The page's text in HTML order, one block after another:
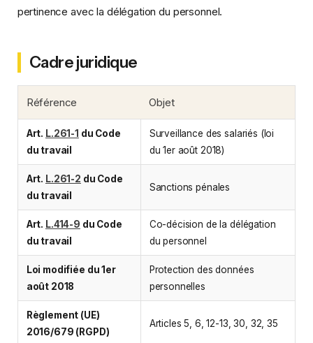
pertinence avec la délégation du personnel.
Cadre juridique
Référence Objet
Art. L.261-1 du Code
du travail
Surveillance des salariés (loi
du 1er août 2018)
Art. L.261-2 du Code
du travail
Sanctions pénales
Art. L.414-9 du Code
du travail
Co-décision de la délégation
du personnel
Loi modifiée du 1er
août 2018
Protection des données
personnelles
Règlement (UE)
2016/679 (RGPD)
Articles 5, 6, 12-13, 30, 32, 35